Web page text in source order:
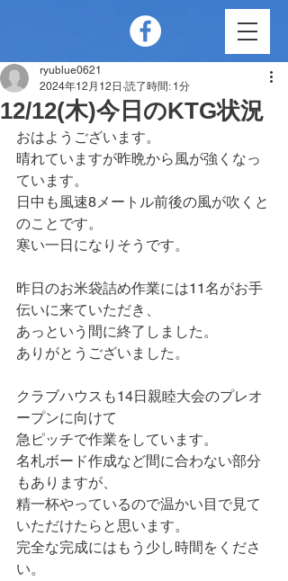
12/12(木)今日のKTG状況
ryublue0621
2024年12月12日 読了時間: 1分
おはようございます。
晴れていますが昨晩から風が強くなっ
ています。
日中も風速8メートル前後の風が吹くと
のことです。
寒い一日になりそうです。
昨日のお米袋詰め作業には11名がお手
伝いに来ていただき、
あっという間に終了しました。
ありがとうございました。
クラブハウスも14日親睦大会のプレオ
ープンに向けて
急ピッチで作業をしています。
名札ボード作成など間に合わない部分
もありますが、
精一杯やっているので温かい目で見て
いただけたらと思います。
完全な完成にはもう少し時間をくださ
い。